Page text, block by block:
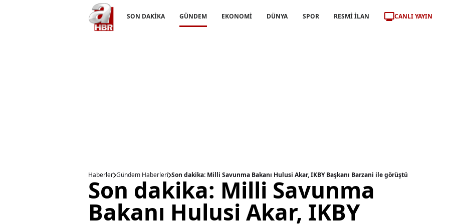
SON DAKİKA GÜNDEM EKONOMİ DÜNYA SPOR RESMİ İLAN CANLI YAYIN
Haberler Gündem Haberleri Son dakika: Milli Savunma Bakanı Hulusi Akar, IKBY Başkanı Barzani ile görüştü
Son dakika: Milli Savunma
Bakanı Hulusi Akar, IKBY